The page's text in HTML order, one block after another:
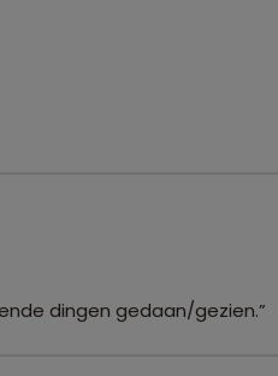
dingen gedaan/gezien.”